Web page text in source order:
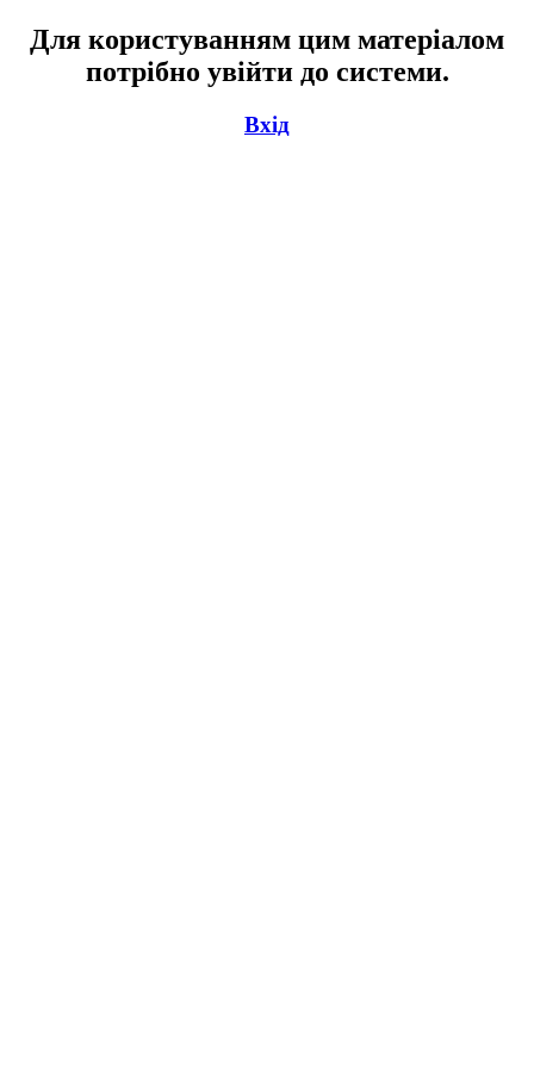
Для користуванням цим матеріалом
потрібно увійти до системи.
Вхід